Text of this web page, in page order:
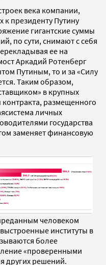
века компании,
к президенту Путину
гигантские суммы
по сути, снимают с себя
ее на
Аркадий Ротенберг
Путиным, то и за «Силу
Таким образом,
в крупных
размещенного
личных
государства
заменяет финансовую
человеком
институты в
более
«проверенными
других решений.